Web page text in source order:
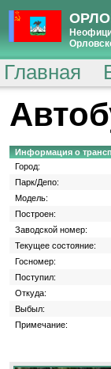
Главная
Информация о
Город:
Парк/Депо:
Модель:
Построен:
Заводской номер:
Текущее состояние:
Госномер:
Поступил:
Откуда:
Выбыл:
Примечание: